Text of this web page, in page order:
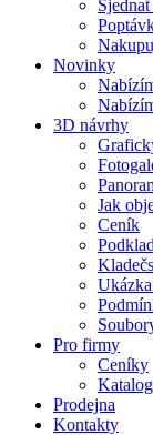
Novinky
3D návrhy
Jak
Ceník
Pro firmy
Ceníky
Katalog
Prodejna
Kontakty